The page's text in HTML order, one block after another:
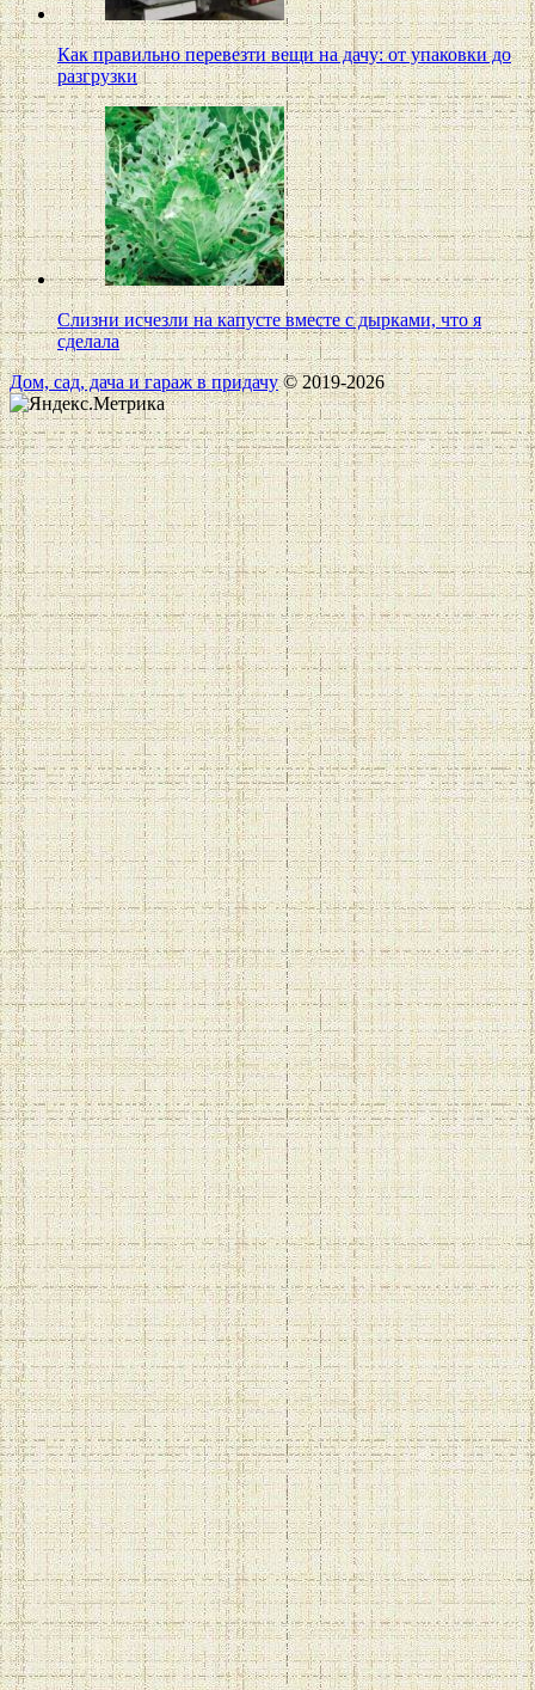
Как правильно перевезти вещи на дачу: от упаковки до
разгрузки
Слизни исчезли на капусте вместе с дырками, что я
сделала
Дом, сад, дача и гараж в придачу© 2019-2026